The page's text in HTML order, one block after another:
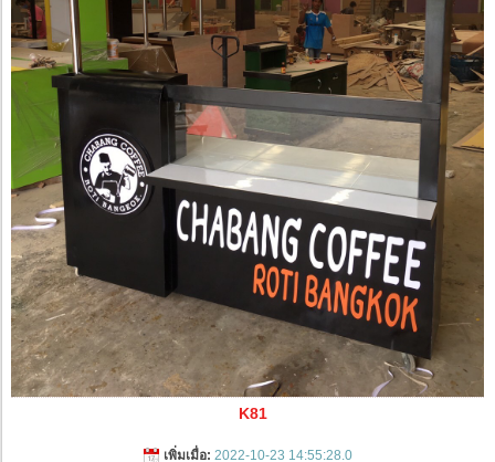
K81
เพิ่มเมื่อ: 2022-10-23 14:55:28.0